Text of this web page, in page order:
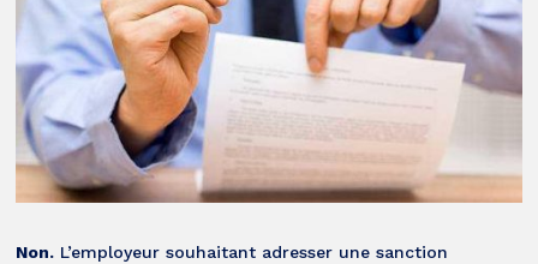
Non. L’employeur souhaitant adresser une sanction